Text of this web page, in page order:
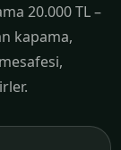
20.000 TL –
kapama,